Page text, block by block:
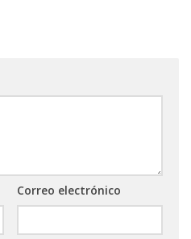
Correo electrónico